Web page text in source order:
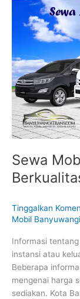
Sewa
Tinggalkan
Mobil Banyuwangi
Informasi
instansi atau
Beberapa
mengenai harga
sediakan. Kota
Sewa
Mobil
Banyuwangi
dan
Berkualitas